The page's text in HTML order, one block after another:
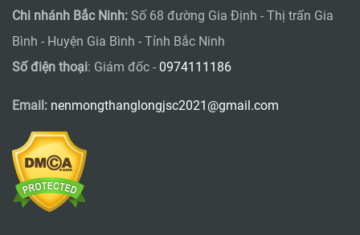
Chi nhánh Bắc Ninh: Số 68 đường Gia Định - Thị trấn Gia
Bình - Huyện Gia Bình - Tỉnh Bắc Ninh
Số điện thoại: Giám đốc - 0974111186
Email: nenmongthanglongjsc2021@gmail.com